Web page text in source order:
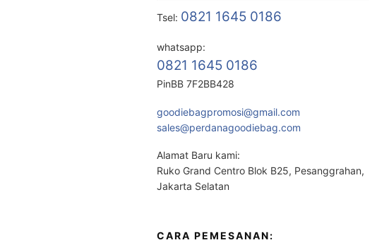
Tsel: 0821 1645 0186
whatsapp:
0821 1645 0186
PinBB 7F2BB428
goodiebagpromosi@gmail.com
sales@perdanagoodiebag.com
Alamat Baru kami:
Ruko Grand Centro Blok B25, Pesanggrahan,
Jakarta Selatan
CARA PEMESANAN: